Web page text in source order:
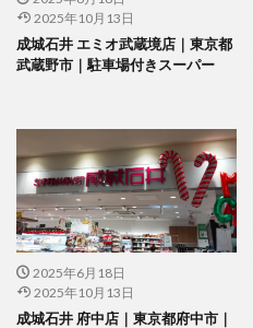
2025年10月13日
成城石井 エミオ武蔵境店｜東京都
武蔵野市｜駐車場付きスーパー
2025年6月18日
2025年10月13日
成城石井 府中店｜東京都府中市｜